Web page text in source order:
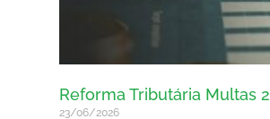
Reforma Tributária Multas
23/06/2026